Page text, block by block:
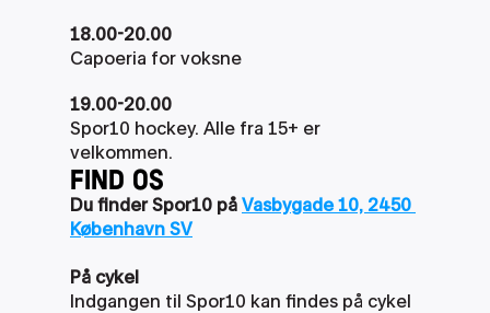
18.00-20.00
Capoeria for voksne
19.00-20.00
Spor10 hockey. Alle fra 15+ er
velkommen.
FIND OS
Du finder Spor10 på Vasbygade 10, 2450
København SV
På cykel
Indgangen til Spor10 kan findes på cykel